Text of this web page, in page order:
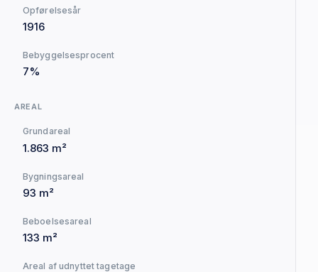
Opførelsesår
1916
Bebyggelsesprocent
7%
AREAL
Grundareal
1.863 m²
Bygningsareal
93 m²
Beboelsesareal
133 m²
Areal af udnyttet tagetage